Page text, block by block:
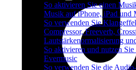
So aktivieren Sie einen
Musik auf iPhone, iPad und
So verwenden Sie
Compressor, Freeverb,
Lautstärkenormalisierung
So aktivieren und nutzen
Evermusic
So verwenden Sie die